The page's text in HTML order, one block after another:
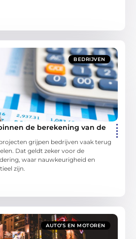
BEDRIJVEN
de berekening van de
grijpen bedrijven vaak terug
Dat geldt zeker voor de
waar nauwkeurigheid en
zijn.
AUTO’S EN MOTOREN